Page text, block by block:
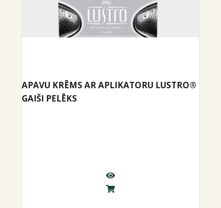
APAVU KRĒMS AR APLIKATORU LUSTRO®
GAIŠI PELĒKS